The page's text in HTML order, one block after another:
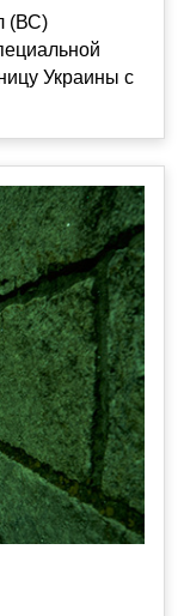
(ВС)
Украины с